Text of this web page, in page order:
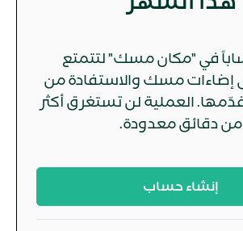
في "مكان مسك" لتتمتع
إضاءات مسك والاستفادة من
نقدّمها. العملية لن تستغرق أكثر
من دقائق معدودة.
إنشاء حساب